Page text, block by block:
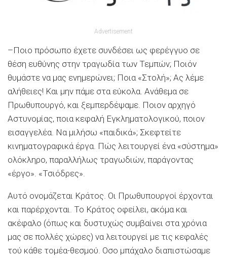
Advertisement
–Ποιο πρόσωπο έχετε συνδέσει ως φερέγγυο σε
θέση ευθύνης στην τραγωδία των Τεμπών; Ποιόν
θυμάστε να μας ενημερώνει; Ποια «Στολή»; Ας λέμε
αλήθειες! Και μην πάμε στα εύκολα. Ανάθεμα σε
Πρωθυπουργό, και ξεμπερδέψαμε. Ποιον αρχηγό
Αστυνομίας, ποια κεφαλή Εγκληματολογικού, ποιον
εισαγγελέα. Να μιλήσω «παιδικά»; Σκεφτείτε
κινηματογραφικά έργα. Πώς λειτουργεί ένα «σύστημα»
ολόκληρο, παραλλήλως τραγωδιών, παράγοντας
«έργο». «Τσιόδρες».
Αυτό ονομάζεται Κράτος. Οι Πρωθυπουργοί έρχονται
και παρέρχονται. Το Κράτος οφείλει, ακόμα και
ακέφαλο (όπως και δυστυχώς συμβαίνει στα χρόνια
μας σε πολλές χώρες) να λειτουργεί με τις κεφαλές
τού κάθε τομέα-θεσμού. Οσο μπάχαλο διαπιστώσαμε